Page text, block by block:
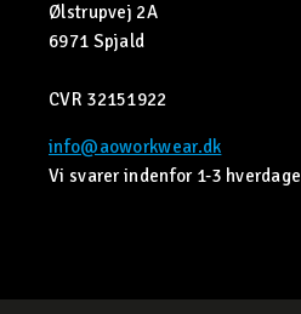
Ølstrupvej 2A
6971 Spjald
CVR 32151922
info@aoworkwear.dk
Vi svarer indenfor 1-3 hverdage